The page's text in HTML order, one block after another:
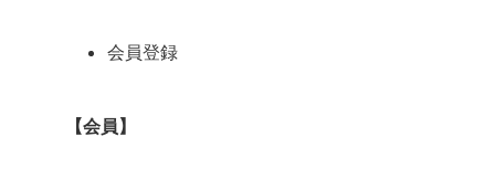
会員登録
【会員】